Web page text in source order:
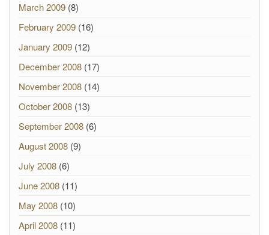
March 2009 (8)
February 2009 (16)
January 2009 (12)
December 2008 (17)
November 2008 (14)
October 2008 (13)
September 2008 (6)
August 2008 (9)
July 2008 (6)
June 2008 (11)
May 2008 (10)
April 2008 (11)